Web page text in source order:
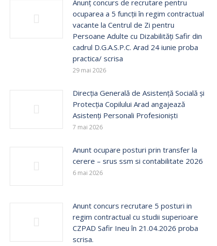
Anunț concurs de recrutare pentru
ocuparea a 5 funcții în regim contractual
vacante la Centrul de Zi pentru
Persoane Adulte cu Dizabilități Safir din
cadrul D.G.A.S.P.C. Arad 24 iunie proba
practica/ scrisa
29 mai 2026
Direcția Generală de Asistență Socială și
Protecția Copilului Arad angajează
Asistenți Personali Profesioniști
7 mai 2026
Anunt ocupare posturi prin transfer la
cerere – srus ssm si contabilitate 2026
6 mai 2026
Anunt concurs recrutare 5 posturi in
regim contractual cu studii superioare
CZPAD Safir Ineu în 21.04.2026 proba
scrisa.